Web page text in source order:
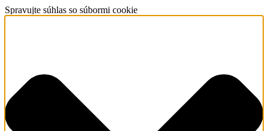
Spravujte súhlas so súbormi cookie